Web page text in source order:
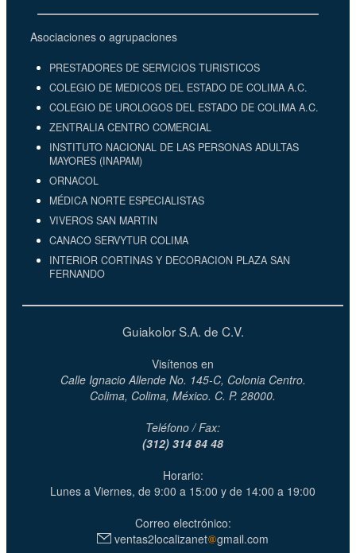
Asociaciones o agrupaciones
PRESTADORES DE SERVICIOS TURISTICOS
COLEGIO DE MEDICOS DEL ESTADO DE COLIMA A.C.
COLEGIO DE UROLOGOS DEL ESTADO DE COLIMA A.C.
ZENTRALIA CENTRO COMERCIAL
INSTITUTO NACIONAL DE LAS PERSONAS ADULTAS
MAYORES (INAPAM)
ORNACOL
MÉDICA NORTE ESPECIALISTAS
VIVEROS SAN MARTIN
CANACO SERVYTUR COLIMA
INTERIOR CORTINAS Y DECORACION PLAZA SAN
FERNANDO
Guiakolor S.A. de C.V.
Visítenos en
Calle Ignacio Allende No. 145-C, Colonia Centro.
Colima, Colima, México. C. P. 28000.
Teléfono / Fax:
(312) 314 84 48
Horario:
Lunes a Viernes, de 9:00 a 15:00 y de 14:00 a 19:00
Correo electrónico:
ventas2localizanet
gmail.com